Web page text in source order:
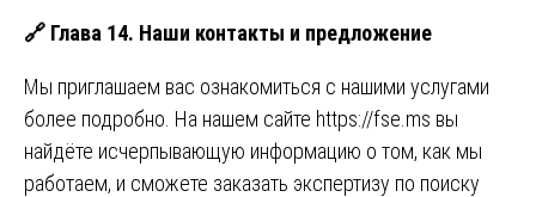
🔗 Глава 14. Наши контакты и предложение
Мы приглашаем вас ознакомиться с нашими услугами
более подробно. На нашем сайте https://fse.ms вы
найдёте исчерпывающую информацию о том, как мы
работаем, и сможете заказать экспертизу по поиску